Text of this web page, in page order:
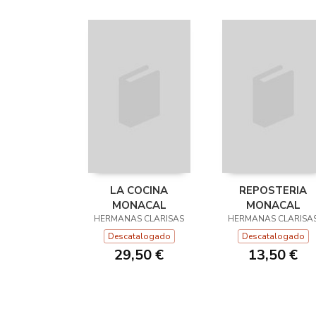
LA COCINA
MONACAL
HERMANAS CLARISAS
Descatalogado
29,50 €
REPOSTERIA
MONACAL
HERMANAS
Descatalogado
13,50 €